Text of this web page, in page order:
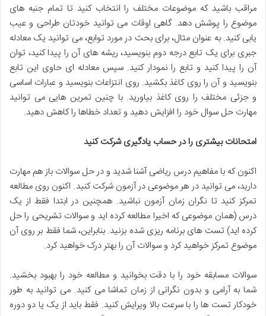
مراقب باشید که موضوعات مختلف را انتخاب کنید تا تمام جنبه های
موضوع را پوشش دهد. گاهی اوقات می توانید خودتان طراحی و عیب
یابی کنید. به عنوان مثال، برای بحث در مورد توابع، می توانید یک معادله
جبری برای یک تابع درجه دوم بنویسید، ریشه های آن را پیدا کنید، توان
آن را پیدا کنید و تابع را نمودار کنید. سپس معادله ای حاوی این تابع
بنویسید و آن را روی کاغذ بکشید. روی انتزاعات بنویسید و عبارات اساسی
و جزئی مختلف را روی کاغذ بیاورید. با چنین تمرین هایی می توانید
مهارت حل سوال خود را افزایش دهید و تعداد خطاها را کاهش دهید.
امتحانات بیشتری را در حساب یادگیری شرکت کنید
اکنون که با مفاهیم درس ریاضی آشنا شدید و در حل سوالات باز هم مهارت
دارید، می توانید در هر موضوعی در آزمون شرکت کنید. اکنون روی مطالعه
تمرکز کنید تا نگران زمان آزمون نباشید. همچنین در ابتدا فقط از یک
درس (همان موضوعی که اخیرا مطالعه کرده اید و سوالات تشریحی را حل
کرده اید) تست های برنامه ریزی شده بزنید. بنابراین، شما فقط بر روی آن
موضوع تمرکز خواهید کرد و سوالات آن را بهتر درک خواهید کرد.
سوالات مسابقه خود را با دقت بخوانید و مطالعه خود را بهبود بخشید.
شما به آرامی و بدون نگرانی از زمان تماشا می کنید. می توانید به طور
خودکار تست ها را با سرعت بالا ویرایش کنید. فقط باید از یک یا دو دوره